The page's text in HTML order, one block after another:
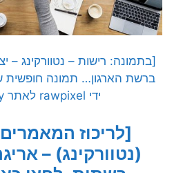
[בתמונה: רישות – נטוורקינג –
ברשת הארגון… תמונה חופשית
ידי rawpixel לאתר Pixabay]
[לריכוז
(נטוורקינג) –